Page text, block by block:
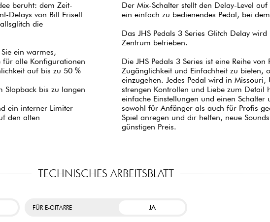
beruht: dem Zeit-
Delays von Bill Frisell
die
ein warmes,
für alle Konfigurationen
auf bis zu 50 %
Slapback bis zu langen
ein interner Limiter
den alten
Der Mix-Schalter stellt den Delay-Level
ein einfach zu bedienendes Pedal, bei
Das JHS Pedals 3 Series Glitch Delay
Zentrum betrieben.
Die JHS Pedals 3 Series ist eine Reihe
Zugänglichkeit und Einfachheit zu bieten,
einzugehen. Jedes Pedal wird in
strengen Kontrollen und Liebe zum Detail
einfache Einstellungen und einen
sowohl für Anfänger als auch für Profis
Spiel anregen und dir helfen, neue
günstigen Preis.
TECHNISCHES ARBEITSBLATT
FÜR E-GITARRE JA